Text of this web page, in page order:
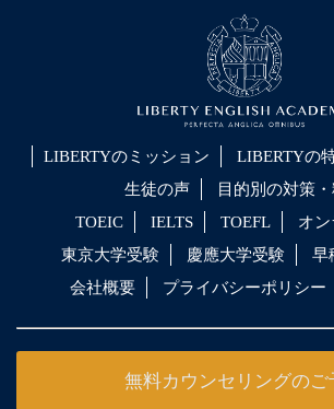
LIBERTYのミッション LIBERTYの
生徒の声
目的別の対策
TOEIC
IELTS TOEFL
オ
東京大学受験
慶應大学受験
早
会社概要
プライバシーポリシー
無料カウンセリングのご